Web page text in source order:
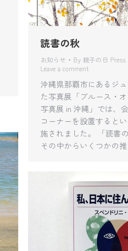
読書の秋
お知らせ By 親子の日 Press
Leave a comment
沖縄県那覇市にあるジ
た写真展「ブルース・
写真展 in 沖縄」では、
コーナーを設置すると
施されました。 「読書
その中からいくつかの